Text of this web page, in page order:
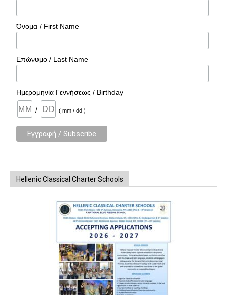
Όνομα / First Name
Επώνυμο / Last Name
Ημερομηνία Γεννήσεως / Birthday
/ ( mm / dd )
Hellenic Classical Charter Schools